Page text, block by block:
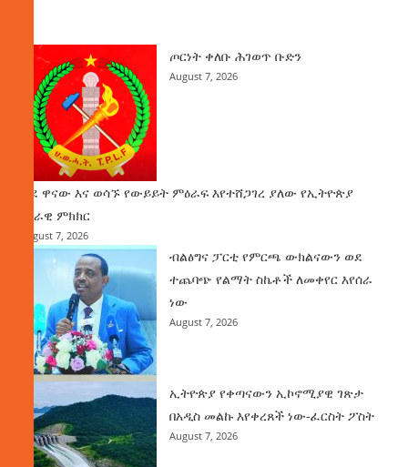
ጦርነት ቀለቡ ሕገወጥ ቡድን
August 7, 2026
ወደ ዋናው እና ወሳኙ የውይይት ምዕራፍ እየተሸጋገረ ያለው የኢትዮጵያ
ሀገራዊ ምክክር
August 7, 2026
ብልፅግና ፓርቲ የምርጫ ውክልናውን ወደ
ተጨባጭ የልማት ስኬቶች ለመቀየር እየሰራ
ነው
August 7, 2026
ኢትዮጵያ የቀጣናውን ኢኮኖሚያዊ ገጽታ
በአዲስ መልኩ እየቀረጸች ነው-ፈርስት ፖስት
August 7, 2026